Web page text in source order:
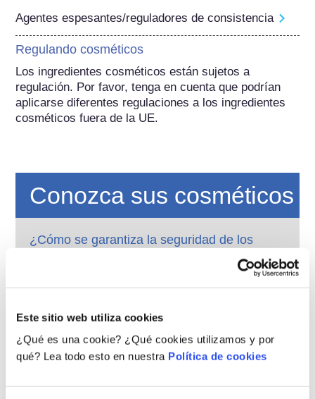
Este sitio web utiliza cookies
¿Qué es una cookie? ¿Qué cookies utilizamos y por
qué? Lea todo esto en nuestra Política de cookies
Agentes espesantes/reguladores de consistencia
Regulando cosméticos
Los ingredientes cosméticos están sujetos a
regulación. Por favor, tenga en cuenta que podrían
aplicarse diferentes regulaciones a los ingredientes
cosméticos fuera de la UE.
Conozca sus cosméticos
¿Cómo se garantiza la seguridad de los
La estricta legislación garantiza que los
cosméticos que se vendan en la Unión
empresas y las autoridades reguladoras
nacionales y europeas tienen la
responsabilidad compartida de garantizar la
seguridad de los productos cosméticos.
leer más
¿Qué debo saber sobre los disruptores
endocrinos?
utilizados en los productos cosméticos son